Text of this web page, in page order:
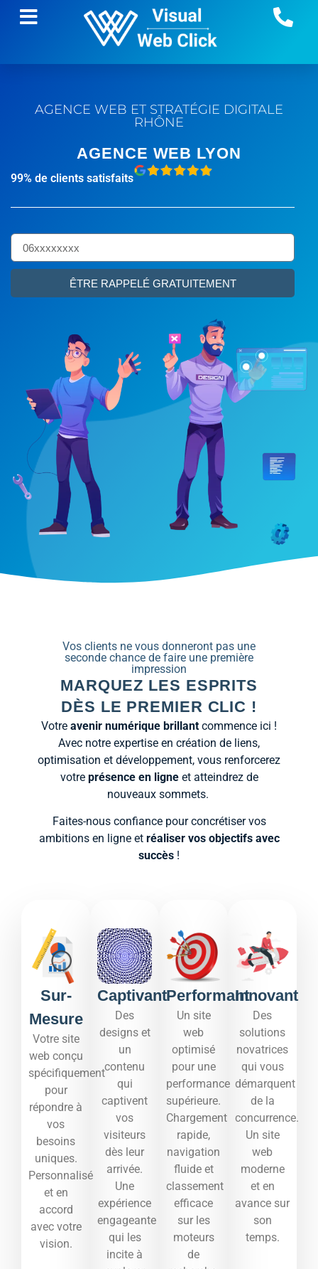
AGENCE WEB ET STRATÉGIE DIGITALE
RHÔNE
AGENCE WEB LYON
99% de clients satisfaits
ÊTRE RAPPELÉ GRATUITEMENT
Vos clients ne vous donneront pas une
seconde chance de faire une première
impression
MARQUEZ LES ESPRITS
DÈS LE PREMIER CLIC !
Votre avenir numérique brillant commence ici !
Avec notre expertise en création de liens,
optimisation et développement, vous renforcerez
votre présence en ligneet atteindrez de
nouveaux sommets.
Faites-nous confiance pour concrétiser vos
ambitions en ligne et réaliser vos objectifs avec
succès !
Sur-
Mesure
Votre site
web conçu
spécifiquement
pour
répondre à
vos
besoins
uniques.
Personnalisé
et en
accord
avec votre
vision.
Captivant
Des
designs et
un
contenu
qui
captivent
vos
visiteurs
dès leur
arrivée.
Une
expérience
engageante
qui les
incite à
Performant
Un site
web
optimisé
pour une
performance
supérieure.
Chargement
rapide,
navigation
fluide et
classement
efficace
sur les
moteurs
de
Innovant
Des
solutions
novatrices
qui vous
démarquent
de la
concurrence.
Un site
web
moderne
et en
avance sur
son
temps.​